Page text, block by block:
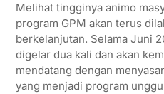
Melihat tingginya animo
program GPM akan terus
berkelanjutan. Selama Juni
digelar dua kali dan akan
mendatang dengan
yang menjadi program